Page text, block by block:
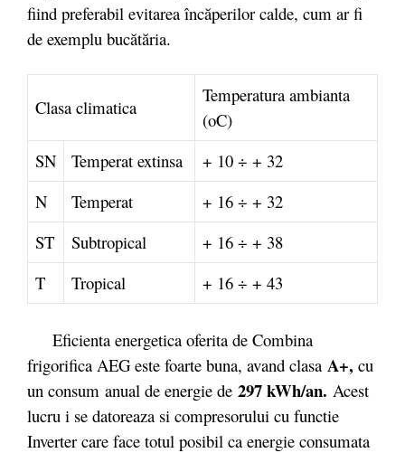
fiind preferabil evitarea încăperilor calde, cum ar fi
de exemplu bucătăria.
Clasa climatica
Temperatura ambianta
(oC)
SN
Temperat extinsa
+ 10 ÷ + 32
N
Temperat
+ 16 ÷ + 32
ST
Subtropical
+ 16 ÷ + 38
T
Tropical + 16 ÷ + 43
Eficienta energetica oferita de Combina
frigorifica AEG este foarte buna, avand clasa A+, cu
un consum anual de energie de 297 kWh/an. Acest
lucru i se datoreaza si compresorului cu functie
Inverter care face totul posibil ca energie consumata